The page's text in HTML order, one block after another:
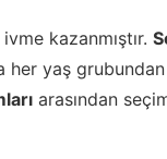
kazanmıştır.
yaş grubundan
arasından